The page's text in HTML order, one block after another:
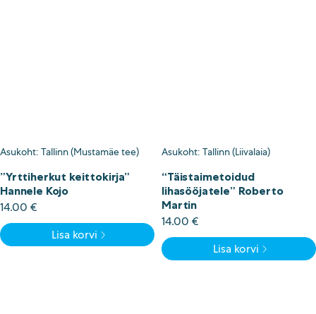
Asukoht: Tallinn (Mustamäe tee)
”Yrttiherkut keittokirja”
Hannele Kojo
14.00 €
Lisa korvi
Asukoht: Tallinn (Liivalaia)
“Täistaimetoidud
lihasööjatele” Roberto
Martin
14.00 €
Lisa korvi